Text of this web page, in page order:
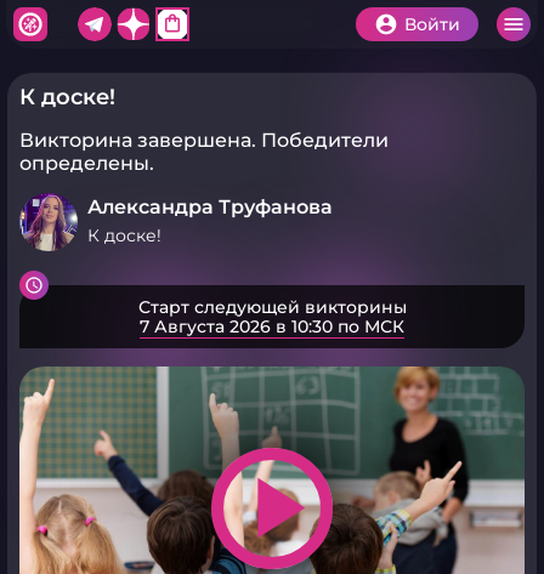
shopping_bag Войти
К доске!
Викторина завершена. Победители
определены.
Александра Труфанова
К доске!
Старт следующей викторины
7 Августа 2026 в 10:30 по МСК
play_arrow